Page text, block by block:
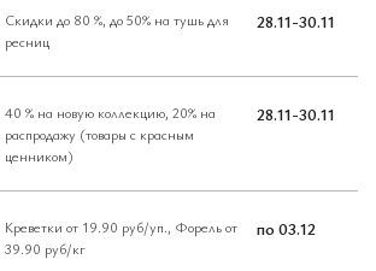
Скидки до 80 %, до 50% на тушь для
ресниц
28.11-30.11
40 % на новую коллекцию, 20% на
распродажу (товары с красным
ценником)
28.11-30.11
Креветки от 19.90 руб/уп., Форель от
39.90 руб/кг
по 03.12